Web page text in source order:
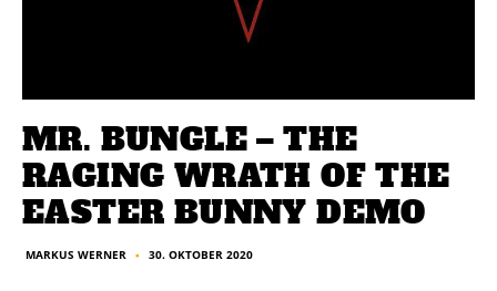
MR. BUNGLE – THE
RAGING WRATH OF THE
EASTER BUNNY DEMO
MARKUS WERNER ■ 30. OKTOBER 2020